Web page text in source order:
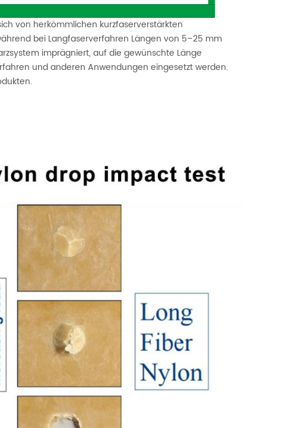
von herkömmlichen kurzfaserverstärkten
bei Langfaserverfahren Längen von 5–25 mm
imprägniert, auf die gewünschte Länge
und anderen Anwendungen eingesetzt werden.